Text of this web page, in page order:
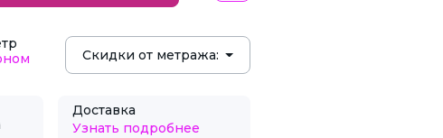
Скидки от метража:
Доставка
Узнать подробнее